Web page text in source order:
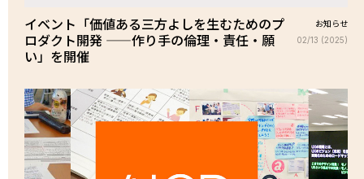
イベント「価値ある三方よしを生むためのプ
ロダクト開発 ——作り手の倫理・責任・願
い」を開催
お知らせ
02/13 (2025)